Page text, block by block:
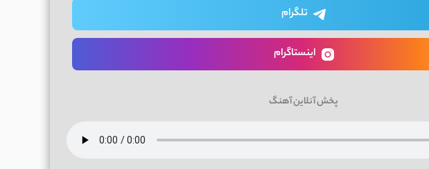
تلگرام
اینستاگرام
پخش آنلاین آهنگ